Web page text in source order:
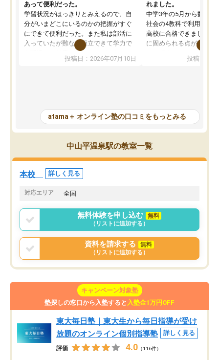
あって便利だった。
学習状況がはっきりとみえるので、自
分がいまどこにいるのかの把握がすぐ
にできて便利だった。また私は部活に
入っていたが難なく両立できて学力で
も部活でも結果を残すことができてよ
かった。また問題演習の際に、自分が
が、自分で自分の管理ができない人に
とっては難しい部分もあるのではない
かと思った。
投稿日：2026年07月10日
れました。
中学3年の5月から数学・
社会の4教科で利用し、
高校に合格できました。
に固められる点が魅力で
項目のおかげで、手軽
元数が可視化されるので
しながら意欲的に取り組
常に効果を実感している
になった現在も大学受験
して利用しており、自信
すめできる塾です。
投稿日：
atama＋ オンライン塾の口コミをもっとみる
中山平温泉駅の教室一覧
本校 詳しく見る
対応エリア 全国
無料体験を申し込む
無料
（リストに追加する）
資料を請求する
無料
（リストに追加する）
キャンペーン対象塾
塾探しの窓口から入塾すると 入塾金1万円OFF
東大毎日塾｜東大生から毎日指導が受け
放題のオンライン個別指導塾
詳しく見る
評価 4.0 （116件）